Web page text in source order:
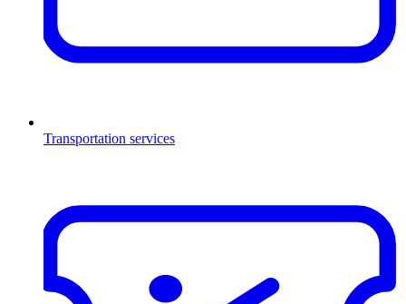
Transportation services